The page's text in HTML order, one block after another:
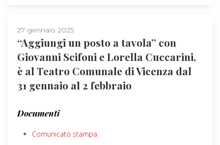
27 gennaio 2025
“Aggiungi un posto a tavola” con
Giovanni Scifoni e Lorella Cuccarini,
è al Teatro Comunale di Vicenza dal
31 gennaio al 2 febbraio
Documenti
Comunicato stampa